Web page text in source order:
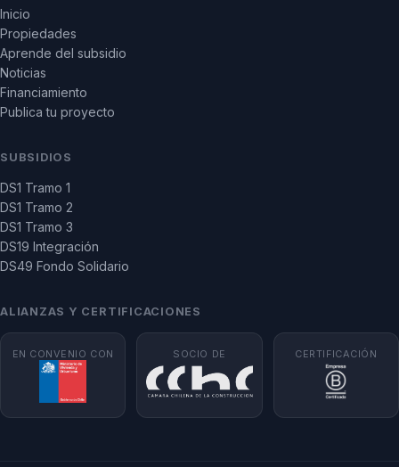
Inicio
Propiedades
Aprende del subsidio
Noticias
Financiamiento
Publica tu proyecto
SUBSIDIOS
DS1 Tramo 1
DS1 Tramo 2
DS1 Tramo 3
DS19 Integración
DS49 Fondo Solidario
ALIANZAS Y CERTIFICACIONES
EN CONVENIO CON SOCIO DE CERTIFICACIÓN